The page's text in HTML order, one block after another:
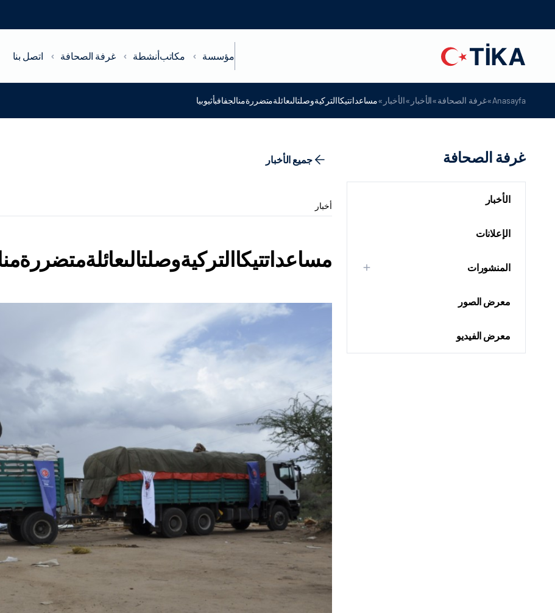
مؤسسة مكاتبأنشطة غرفة الصحافة اتصل بنا
Anasayfa
»غرفة الصحافة»الأخبار »الأخبار »مساعداتتيكاالتركيةوصلتالىعائلةمتضررةمنالجفافبأثيوبيا
غرفة الصحافة
الأخبار
الإعلانات
المنشورات
معرض الصور
معرض الفيديو
جميع الأخبار
أخبار